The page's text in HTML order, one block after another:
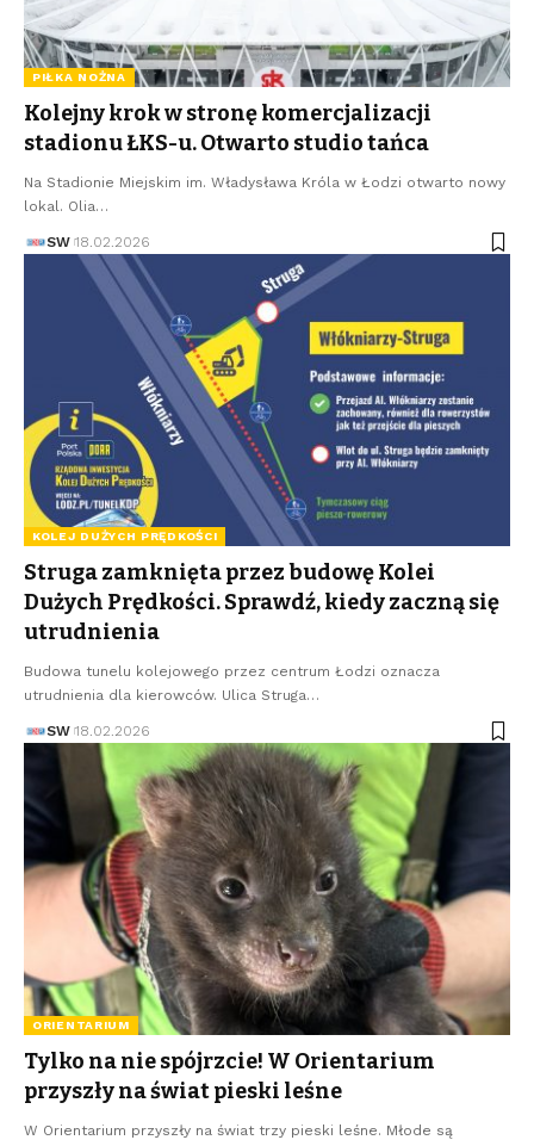
PIŁKA NOŻNA
Kolejny krok w stronę komercjalizacji
stadionu ŁKS-u. Otwarto studio tańca
Na Stadionie Miejskim im. Władysława Króla w Łodzi otwarto nowy
lokal. Olia…
SW 18.02.2026
KOLEJ DUŻYCH PRĘDKOŚCI
Struga zamknięta przez budowę Kolei
Dużych Prędkości. Sprawdź, kiedy zaczną się
utrudnienia
Budowa tunelu kolejowego przez centrum Łodzi oznacza
utrudnienia dla kierowców. Ulica Struga…
SW 18.02.2026
ORIENTARIUM
Tylko na nie spójrzcie! W Orientarium
przyszły na świat pieski leśne
W Orientarium przyszły na świat trzy pieski leśne. Młode są